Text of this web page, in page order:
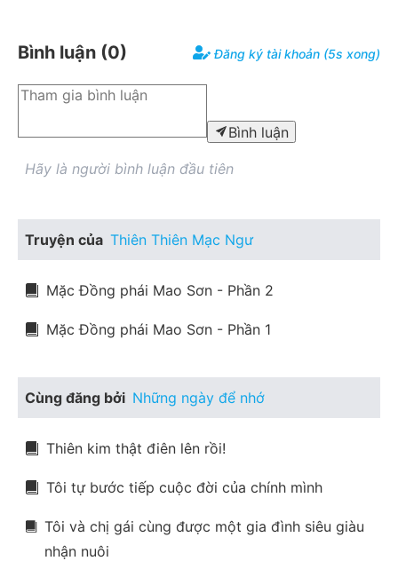
Bình luận (0) Đăng ký tài khoản (5s xong)
Bình luận
Hãy là người bình luận đầu tiên
Truyện của Thiên Thiên Mạc Ngư
Mặc Đồng phái Mao Sơn - Phần 2
Mặc Đồng phái Mao Sơn - Phần 1
Cùng đăng bởi Những ngày để nhớ
Thiên kim thật điên lên rồi!
Tôi tự bước tiếp cuộc đời của chính mình
Tôi và chị gái cùng được một gia đình siêu giàu
nhận nuôi